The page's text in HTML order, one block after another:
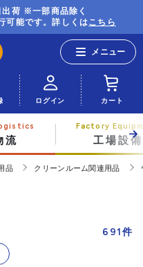
荷 ※一部商品除く
可能です。詳しくはこちら
ログイン カート
流 工場設備
品 クリーンルーム関連用品
691件